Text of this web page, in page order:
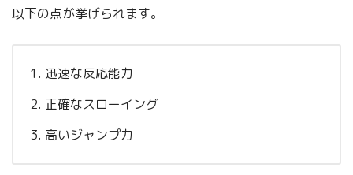
以下の点が挙げられます。
迅速な反応能力
正確なスローイング
高いジャンプ力